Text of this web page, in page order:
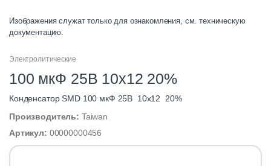
Изображения служат только для ознакомления, см. техническую
документацию.
Электролитические
100 мкФ 25В 10x12 20%
Конденсатор SMD 100 мкФ 25В 10x12 20%
Производитель: Taiwan
Артикул: 00000000456